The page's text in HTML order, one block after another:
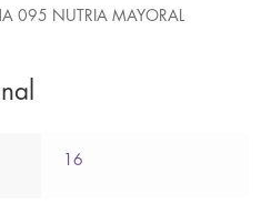
095 NUTRIA MAYORAL
16